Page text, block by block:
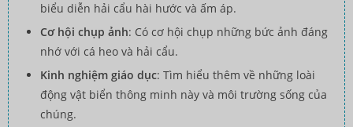
biểu diễn hải cẩu hài hước và ấm áp.
Cơ hội chụp ảnh: Có cơ hội chụp những bức ảnh đáng
nhớ với cá heo và hải cẩu.
Kinh nghiệm giáo dục: Tìm hiểu thêm về những loài
động vật biển thông minh này và môi trường sống của
chúng.